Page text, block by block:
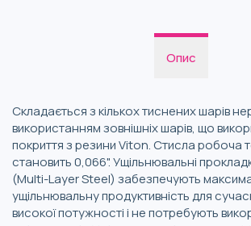
Опис
Складається з кількох тиснених шарів
використанням зовнішніх шарів, що
покриття з резини Viton. Стисла робоча
становить 0,066". Ущільнювальні
(Multi-Layer Steel) забезпечують
ущільнювальну продуктивність для
високої потужності і не потребують